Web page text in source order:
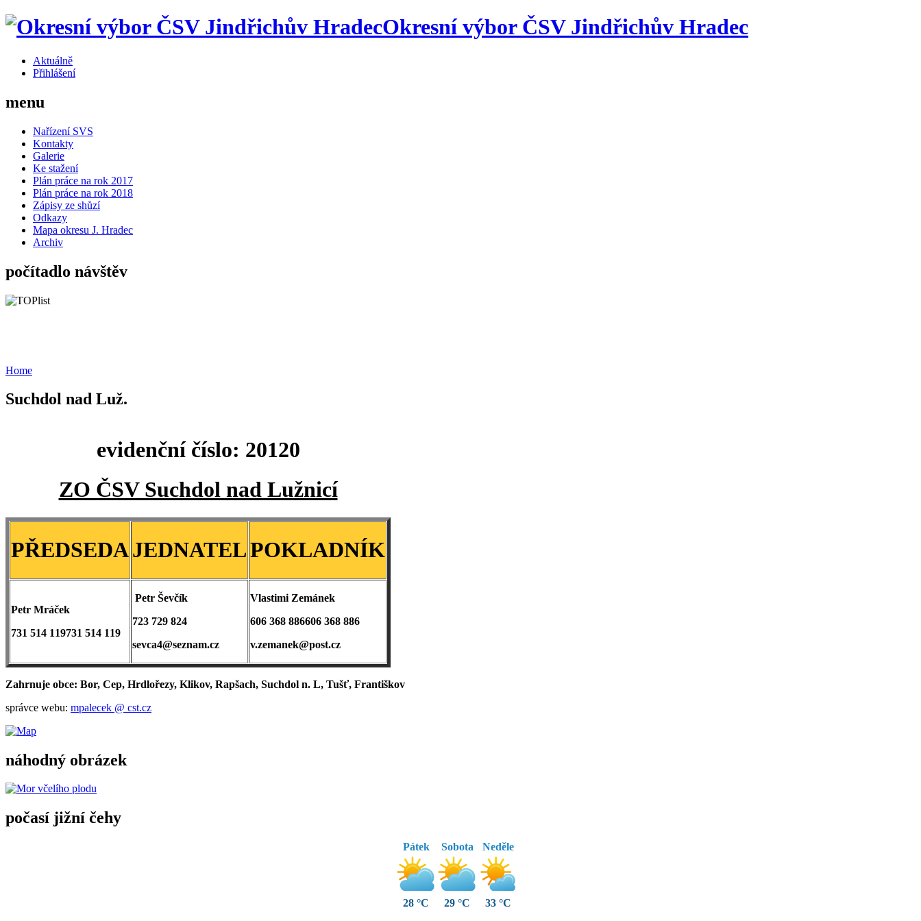
Okresní výbor ČSV Jindřichův Hradec
Aktuálně
Přihlášení
menu
Nařízení SVS
Kontakty
Galerie
Ke stažení
Plán práce na rok 2017
Plán práce na rok 2018
Zápisy ze shůzí
Odkazy
Mapa okresu J. Hradec
Archiv
počítadlo návštěv
Home
Suchdol nad Luž.
evidenční číslo: 20120
ZO ČSV Suchdol nad Lužnicí
PŘEDSEDAJEDNATELPOKLADNÍK
Petr Mráček
731 514 119731 514 119
Petr Ševčík
723 729 824
sevca4@seznam.cz
Vlastimi Zemánek
606 368 886606 368 886
v.zemanek@post.cz
Zahrnuje obce: Bor, Cep, Hrdlořezy, Klikov, Rapšach, Suchdol n. L, Tušť, Františkov
správce webu: mpalecek @ cst.cz
náhodný obrázek
počasí jižní čehy
Pátek
28 °C
Sobota
29 °C
Neděle
33 °C